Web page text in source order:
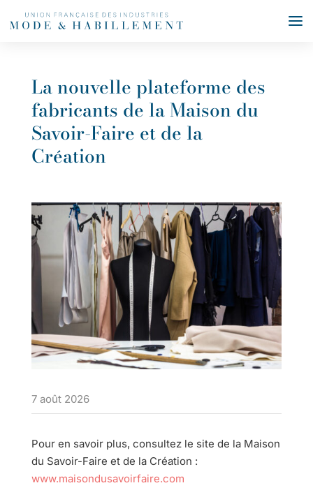
La nouvelle plateforme des
fabricants de la Maison du
Savoir-Faire et de la
Création
7 août 2026
Pour en savoir plus, consultez le site de la Maison
du Savoir-Faire et de la Création :
www.maisondusavoirfaire.com